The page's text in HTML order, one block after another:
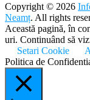
Copyright © 2026
Neamț. All rights
Această pagină, în
uri. Continuând să
Setari Cookie
Politica de